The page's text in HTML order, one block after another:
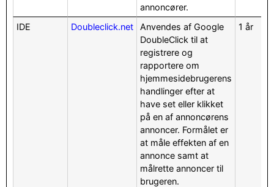
annoncører.
IDE Doubleclick.net
Anvendes af Google
DoubleClick til at
registrere og
rapportere om
hjemmesidebrugerens
handlinger efter at
have set eller klikket
på en af annoncørens
annoncer. Formålet er
at måle effekten af en
annonce samt at
målrette annoncer til
brugeren.
1 år